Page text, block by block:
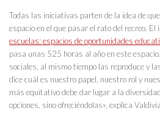
Todas las iniciativas parten de la idea de
espacio en el que pasar el rato del recreo. El
escuelas: espacios de oportunidades
pasa unas 525 horas al año en este
sociales, al mismo tiempo las reproduce y
dice cuál es nuestro papel, nuestro rol y
más equitativo debe dar lugar a la
opciones, sino ofreciéndolas», explica